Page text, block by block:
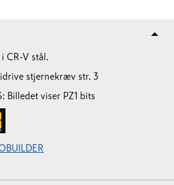
CR-V stål.
stjernekræv str. 3
Billedet viser PZ1 bits